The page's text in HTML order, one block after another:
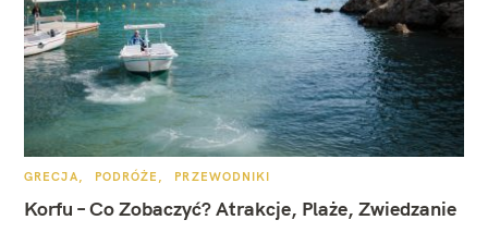
K
T
E
GRECJA PODRÓŻE PRZEWODNIKI
Korfu – Co Zobaczyć? Atrakcje, Plaże, Zwiedzanie